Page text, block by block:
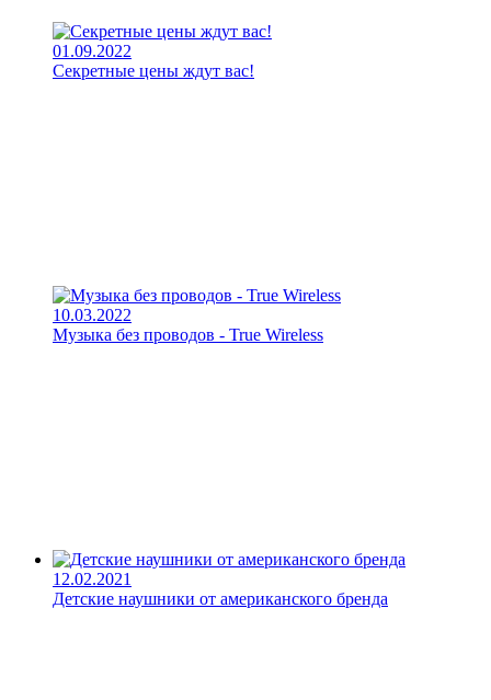
01.09.2022
Секретные цены ждут вас!
10.03.2022
Музыка без проводов - True Wireless
12.02.2021
Детские наушники от американского бренда